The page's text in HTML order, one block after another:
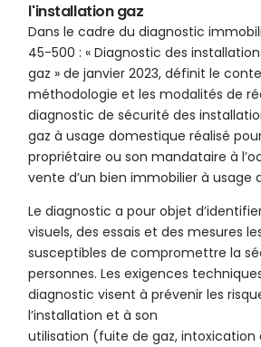
l'installation gaz
Dans le cadre du diagnostic
45-500 : « Diagnostic des
gaz » de janvier 2023, définit le
méthodologie et les modalités de
diagnostic de sécurité des
gaz à usage domestique réalisé
propriétaire ou son mandataire à
vente d’un bien immobilier à usage
Le diagnostic a pour objet
visuels, des essais et des mesures
susceptibles de compromettre la
personnes. Les exigences
diagnostic visent à prévenir les
l’installation et à son
utilisation (fuite de gaz, intoxication